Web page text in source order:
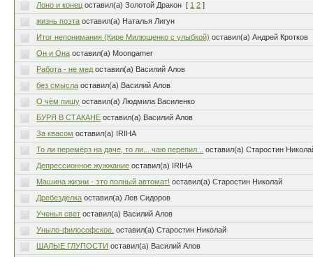
Лоно и конец оставил(а) Золотой Дракон [ 1 2 ]
жизнь поэта оставил(а) Наталья Лигун
Итог непонимания (Кире Милющенко с улыбкой) оставил(а) Андрей Кротков
Он и Она оставил(а) Moongamer
Работа - не мед оставил(а) Василий Алов
без смысла оставил(а) Василий Алов
О чём пишу оставил(а) Людмила Василенко
БУРЯ В СТАКАНЕ оставил(а) Василий Алов
За квасом оставил(а) IRIHA
То ли перемёрз на даче, то ли... чаю перепил...
оставил(а) Старостин
Депрессионное жужжание оставил(а) IRIHA
Машина жизни - это полный автомат! оставил(а) Старостин Николай
Дребезделка оставил(а) Лев Сидоров
Ученья свет оставил(а) Василий Алов
Уныло-философское. оставил(а) Старостин Николай
ШАЛЫЕ ГЛУПОСТИ оставил(а) Василий Алов